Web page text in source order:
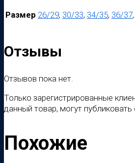
Размер 26/29, 30/33, 34/35, 36/37,
Отзывы
Отзывов пока нет.
Только зарегистрированные
данный товар, могут
Похожие